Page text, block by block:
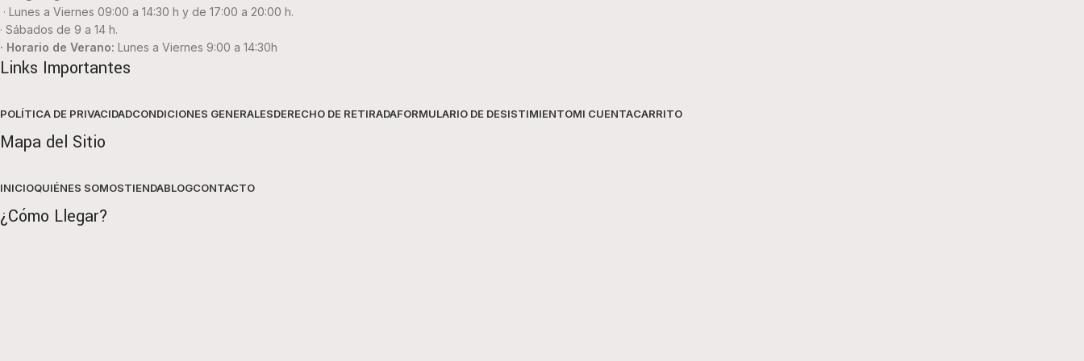
Formato
· Lunes a Viernes 09:00 a 14:30 h y de 17:00 a 20:00 h.
· Sábados de 9 a 14 h.
· Horario de Verano: Lunes a Viernes 9:00 a 14:30h
Links Importantes
POLÍTICA DE PRIVACIDADCONDICIONES GENERALESDERECHO DE RETIRADAFORMULARIO DE DESISTIMIENTOMI CUENTACARRITO
Mapa del Sitio
INICIOQUIÉNES SOMOSTIENDABLOGCONTACTO
¿Cómo Llegar?